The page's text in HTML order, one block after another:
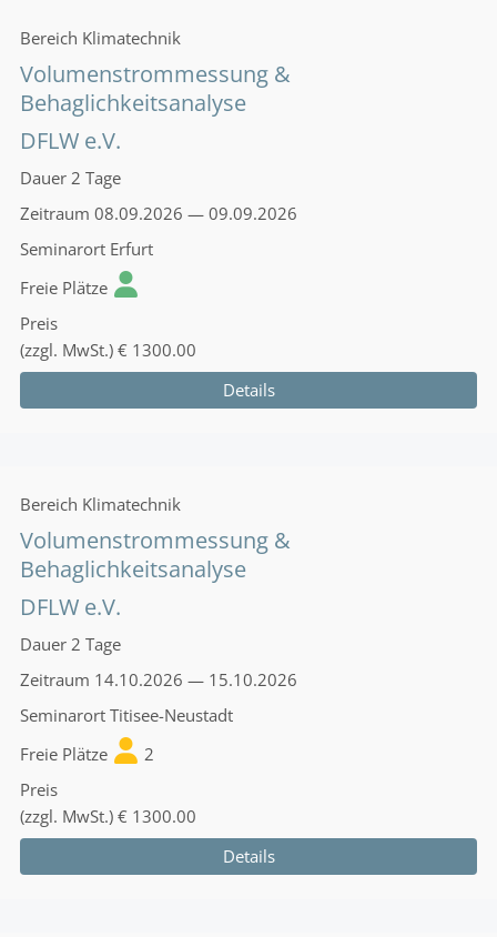
Bereich Klimatechnik
Volumenstrommessung &
Behaglichkeitsanalyse
DFLW e.V.
Dauer 2 Tage
Zeitraum 08.09.2026 — 09.09.2026
Seminarort Erfurt
Freie Plätze
Preis
(zzgl. MwSt.) € 1300.00
Details
Bereich Klimatechnik
Volumenstrommessung &
Behaglichkeitsanalyse
DFLW e.V.
Dauer 2 Tage
Zeitraum 14.10.2026 — 15.10.2026
Seminarort Titisee-Neustadt
Freie Plätze
2
Preis
(zzgl. MwSt.) € 1300.00
Details